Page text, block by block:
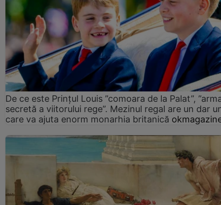
De ce este Prințul Louis ”comoara de la Palat”,
secretă a viitorului rege”. Mezinul regal are un dar
care va ajuta enorm monarhia britanică